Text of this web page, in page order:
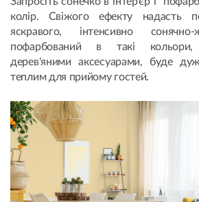
колір. Свіжого ефекту надасть
яскравого, інтенсивно сонячно-
пофарбований в такі
дерев'яними аксесуарами, буде
теплим для прийому гостей.